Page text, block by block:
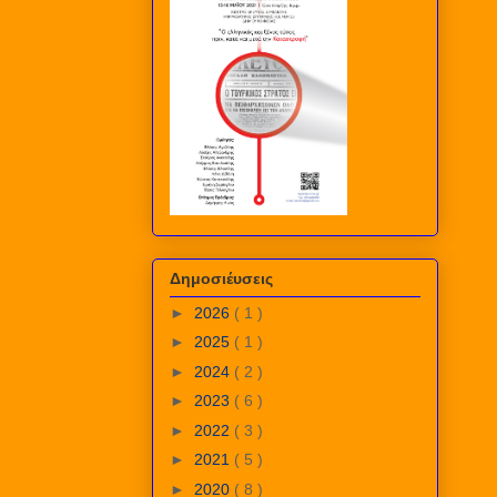
Δημοσιέυσεις
► 2026 ( 1 )
► 2025 ( 1 )
► 2024 ( 2 )
► 2023 ( 6 )
► 2022 ( 3 )
► 2021 ( 5 )
► 2020 ( 8 )